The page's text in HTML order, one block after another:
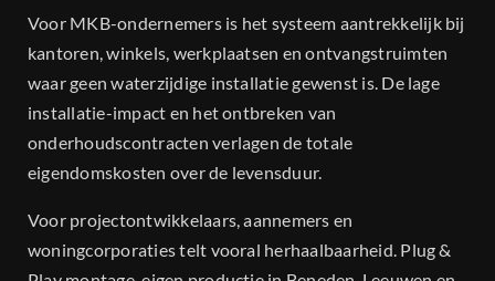
Voor MKB-ondernemers is het systeem aantrekkelijk bij
kantoren, winkels, werkplaatsen en ontvangstruimten
waar geen waterzijdige installatie gewenst is. De lage
installatie-impact en het ontbreken van
onderhoudscontracten verlagen de totale
eigendomskosten over de levensduur.
Voor projectontwikkelaars, aannemers en
woningcorporaties telt vooral herhaalbaarheid. Plug &